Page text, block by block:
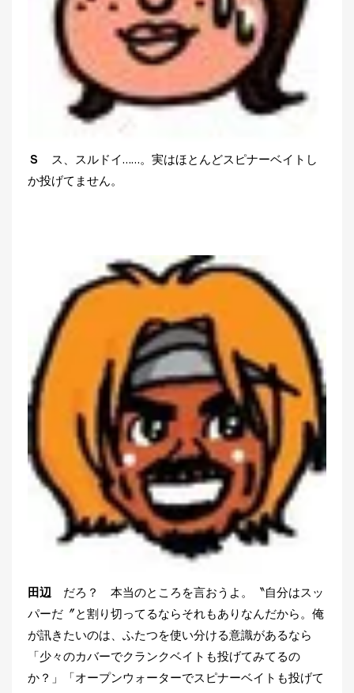
Ｓ
ス、スルドイ……。実はほとんどスピナーベイトし
か投げてません。
田辺 だろ？ 本当のところを言おうよ。〝自分はスッ
パーだ〞と割り切ってるならそれもありなんだから。俺
が訊きたいのは、ふたつを使い分ける意識があるなら
「少々のカバーでクランクベイトも投げてみてるの
か？」「オープンウォーターでスピナーベイトも投げて